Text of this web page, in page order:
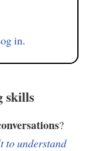
in.
skills
?
to understand